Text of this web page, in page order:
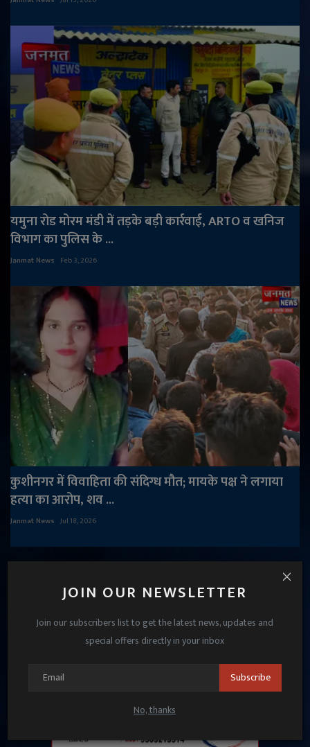
JOIN OUR NEWSLETTER
Join our subscribers list to get the latest news, updates and
special offers directly in your inbox
Subscribe
No, thanks
यमुना रोड मोरम मंडी में तड़के बड़ी कार्रवाई, ARTO व खनिज
विभाग का पुलिस के ...
Janmat News Feb 3, 2026
कुशीनगर में विवाहिता की संदिग्ध मौत; मायके पक्ष ने लगाया
हत्या का आरोप, शव ...
Janmat News Jul 18, 2026